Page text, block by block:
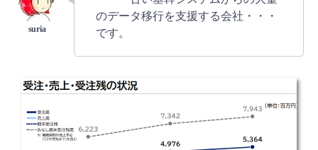
のデータ移行を支援する会社・・・
です。